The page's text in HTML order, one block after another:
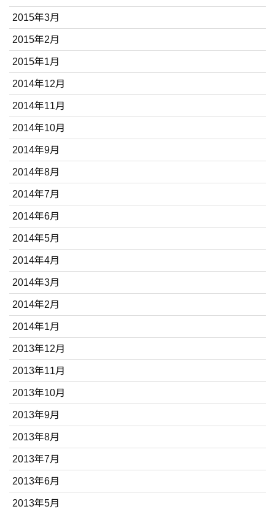
2015年3月
2015年2月
2015年1月
2014年12月
2014年11月
2014年10月
2014年9月
2014年8月
2014年7月
2014年6月
2014年5月
2014年4月
2014年3月
2014年2月
2014年1月
2013年12月
2013年11月
2013年10月
2013年9月
2013年8月
2013年7月
2013年6月
2013年5月